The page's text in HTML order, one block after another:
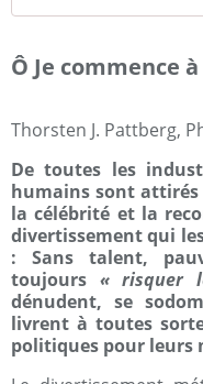
Ô Je commence
Thorsten J. Pattberg,
De toutes les
humains sont
la célébrité et la
divertissement qui
: Sans talent,
toujours « risquer
dénudent, se
livrent à toutes
politiques pour leurs